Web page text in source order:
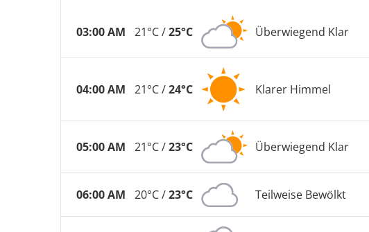
03:00 AM 21°C /25°C Überwiegend Klar
04:00 AM 21°C /24°C Klarer Himmel
05:00 AM 21°C /23°C Überwiegend Klar
06:00 AM 20°C /23°C Teilweise Bewölkt